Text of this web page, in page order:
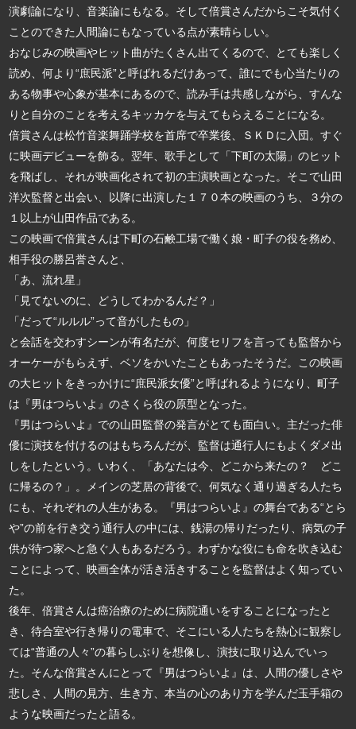
演劇論になり、音楽論にもなる。そして倍賞さんだからこそ気付く
ことのできた人間論にもなっている点が素晴らしい。
おなじみの映画やヒット曲がたくさん出てくるので、とても楽しく
読め、何より“庶民派”と呼ばれるだけあって、誰にでも心当たりの
ある物事や心象が基本にあるので、読み手は共感しながら、すんな
りと自分のことを考えるキッカケを与えてもらえることになる。
倍賞さんは松竹音楽舞踊学校を首席で卒業後、ＳＫＤに入団。すぐ
に映画デビューを飾る。翌年、歌手として「下町の太陽」のヒット
を飛ばし、それが映画化されて初の主演映画となった。そこで山田
洋次監督と出会い、以降に出演した１７０本の映画のうち、３分の
１以上が山田作品である。
この映画で倍賞さんは下町の石鹸工場で働く娘・町子の役を務め、
相手役の勝呂誉さんと、
「あ、流れ星」
「見てないのに、どうしてわかるんだ？」
「だって“ルルル”って音がしたもの」
と会話を交わすシーンが有名だが、何度セリフを言っても監督から
オーケーがもらえず、ベソをかいたこともあったそうだ。この映画
の大ヒットをきっかけに“庶民派女優”と呼ばれるようになり、町子
は『男はつらいよ』のさくら役の原型となった。
『男はつらいよ』での山田監督の発言がとても面白い。主だった俳
優に演技を付けるのはもちろんだが、監督は通行人にもよくダメ出
しをしたという。いわく、「あなたは今、どこから来たの？ どこ
に帰るの？」。メインの芝居の背後で、何気なく通り過ぎる人たち
にも、それぞれの人生がある。『男はつらいよ』の舞台である“とら
や”の前を行き交う通行人の中には、銭湯の帰りだったり、病気の子
供が待つ家へと急ぐ人もあるだろう。わずかな役にも命を吹き込む
ことによって、映画全体が活き活きすることを監督はよく知ってい
た。
後年、倍賞さんは癌治療のために病院通いをすることになったと
き、待合室や行き帰りの電車で、そこにいる人たちを熱心に観察し
ては“普通の人々”の暮らしぶりを想像し、演技に取り込んでいっ
た。そんな倍賞さんにとって『男はつらいよ』は、人間の優しさや
悲しさ、人間の見方、生き方、本当の心のあり方を学んだ玉手箱の
ような映画だったと語る。